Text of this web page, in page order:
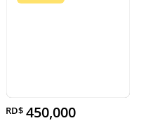
RD$ 450,000